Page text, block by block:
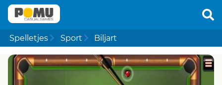
Spelletjes Sport Biljart